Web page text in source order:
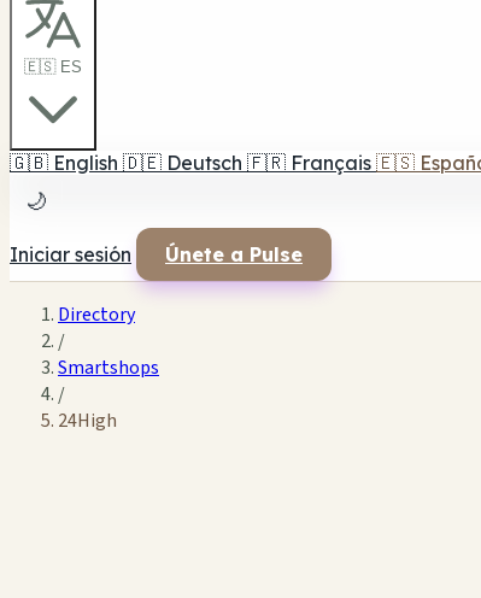
🇪🇸 ES
🇬🇧 English 🇩🇪 Deutsch 🇫🇷 Français 🇪🇸
🌙
Iniciar sesión Únete a Pulse
Directory
/
Smartshops
/
24High